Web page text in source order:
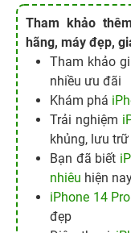
Tham khảo
hãng, máy đẹp,
Tham khảo
nhiều ưu đãi
Khám phá
Trải nghiệm
khủng, lưu
Bạn đã biết
nhiêu hiện
iPhone 14
đẹp